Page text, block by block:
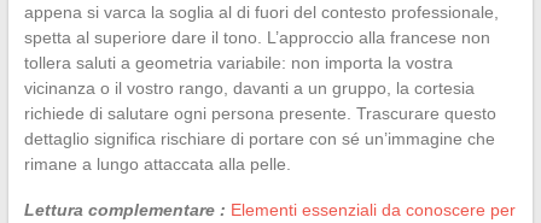
appena si varca la soglia al di fuori del contesto professionale,
spetta al superiore dare il tono. L’approccio alla francese non
tollera saluti a geometria variabile: non importa la vostra
vicinanza o il vostro rango, davanti a un gruppo, la cortesia
richiede di salutare ogni persona presente. Trascurare questo
dettaglio significa rischiare di portare con sé un’immagine che
rimane a lungo attaccata alla pelle.
Lettura complementare : Elementi essenziali da conoscere per